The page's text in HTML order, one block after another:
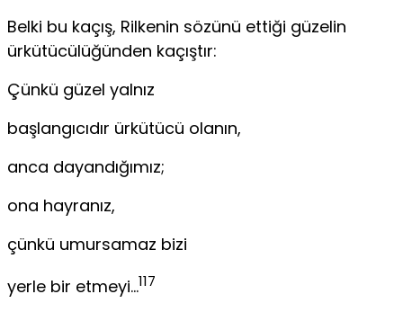
Belki bu kaçış, Rilkenin sözünü ettiği güzelin
ürkütücülüğünden kaçıştır:
Çünkü güzel yalnız
başlangıcıdır ürkütücü olanın,
anca dayandığımız;
ona hayranız,
çünkü umursamaz bizi
yerle bir etmeyi…117